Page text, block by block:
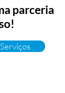
parceria